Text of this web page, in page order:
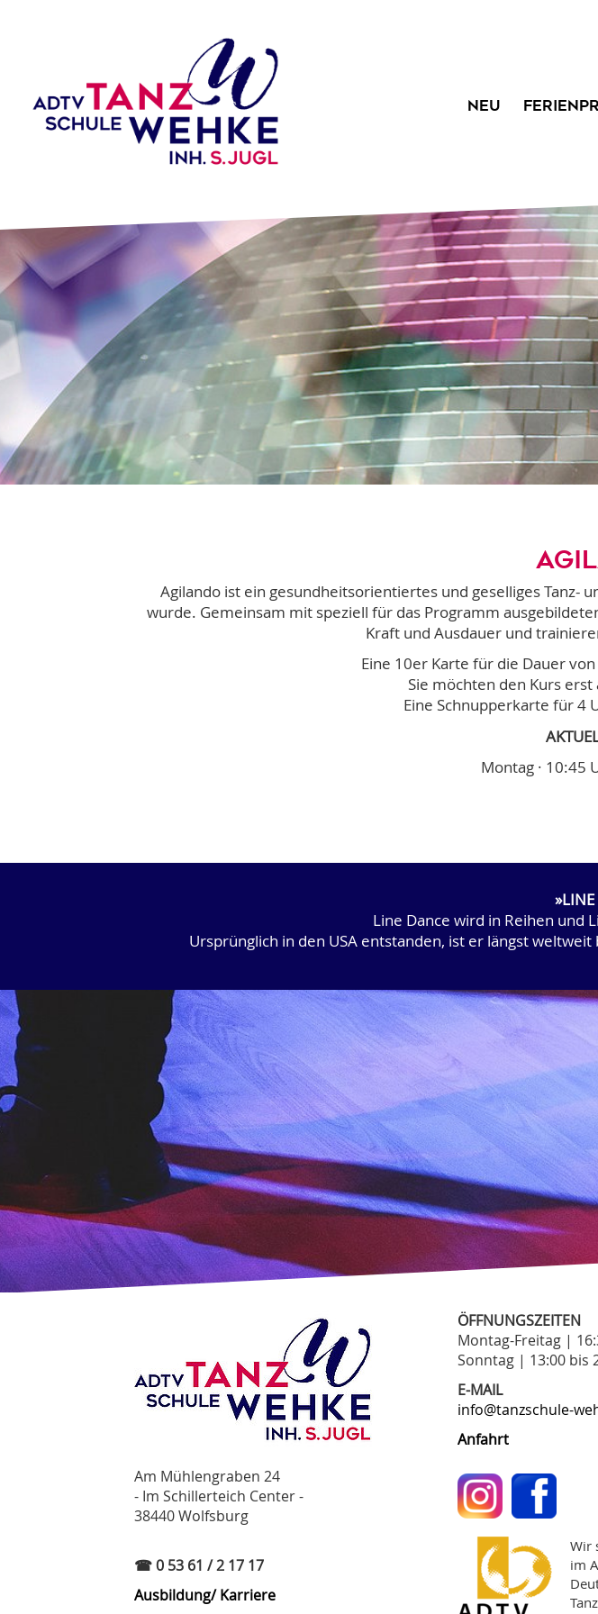
NEU
Agilando ist ein gesundheitsorientiertes und geselliges Tanz-
wurde. Gemeinsam mit speziell für das Programm
Kraft und Ausdauer und
Eine 10er Karte für die Dauer
Sie möchten den Kurs
Eine Schnupperkarte für 4
Montag · 10:45
Line Dance wird in Reihen und
Ursprünglich in den USA entstanden, ist er längst
Am Mühlengraben 24
- Im Schillerteich Center -
38440 Wolfsburg
☎ 0 53 61 / 2 17 17
Ausbildung/ Karriere
ÖFFNUNGSZEITEN
Montag-Freitag |
Sonntag | 13:00 bis
E-MAIL
info@tanzschule-
Anfahrt
Wir
im